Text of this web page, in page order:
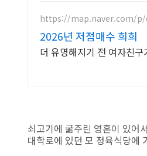
https://map.naver.com/p/
2026년 저점매수 희희
더 유명해지기 전 여자친
쇠고기에 굶주린 영혼이 있어
대학로에 있던 모 정육식당에